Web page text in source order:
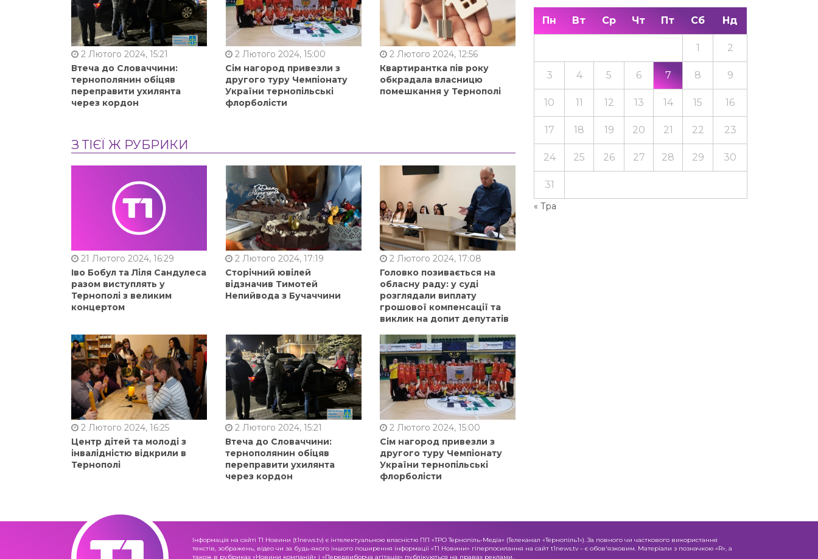
2 Лютого 2024, 15:21
Втеча до Словаччини:
тернополянин обіцяв
переправити ухилянта
через кордон
2 Лютого 2024, 15:00
Сім нагород привезли з
другого туру Чемпіонату
України тернопільські
флорболісти
2 Лютого 2024, 12:56
Квартирантка пів року
обкрадала власницю
помешкання у Тернополі
З ТІЄЇ Ж РУБРИКИ
21 Лютого 2024, 16:29
Іво Бобул та Ліля Сандулеса
разом виступлять у
Тернополі з великим
концертом
2 Лютого 2024, 17:19
Сторічний ювілей
відзначив Тимотей
Непийвода з Бучаччини
2 Лютого 2024, 17:08
Головко позивається на
обласну раду: у суді
розглядали виплату
грошової компенсації та
виклик на допит депутатів
2 Лютого 2024, 16:25
Центр дітей та молоді з
інвалідністю відкрили в
Тернополі
2 Лютого 2024, 15:21
Втеча до Словаччини:
тернополянин обіцяв
переправити ухилянта
через кордон
2 Лютого 2024, 15:00
Сім нагород привезли з
другого туру Чемпіонату
України тернопільські
флорболісти
Пн Вт Ср Чт Пт Сб Нд
« Тра
1 2
3 4 5 6 7 8 9
10 11 12 13 14 15 16
17 18 19 20 21 22 23
24 25 26 27 28 29 30
31
Інформація на сайті Т1 Новини (t1news.tv) є інтелектуальною власністю ПП «ТРО Тернопіль-Медіа» (Телеканал «Тернопіль1»). За повного чи часткового використання
текстів, зображень, відео чи за будь-якого іншого поширення інформації «Т1 Новини» гіперпосилання на сайт t1news.tv – є обов'язковим. Матеріали з позначкою «R», а
також в рубриках «Новини компаній» і «Передвиборча агітація» публікуються на правах реклами.